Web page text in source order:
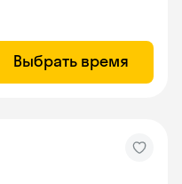
Выбрать время